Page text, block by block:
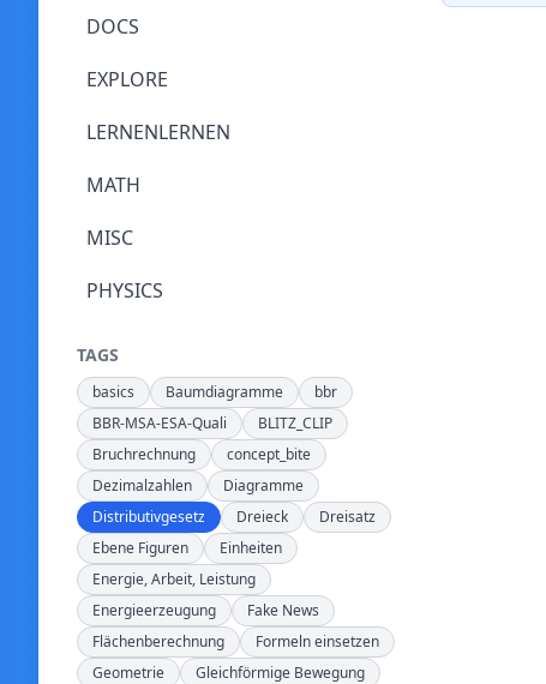
DOCS
EXPLORE
LERNENLERNEN
MATH
MISC
PHYSICS
TAGS
basics Baumdiagramme
bbr
BBR-MSA-ESA-Quali
BLITZ_CLIP
Bruchrechnung
concept_bite
Dezimalzahlen
Diagramme
Distributivgesetz
Dreieck
Dreisatz
Ebene Figuren
Einheiten
Energie, Arbeit, Leistung
Energieerzeugung
Fake News
Flächenberechnung
Formeln einsetzen
Geometrie
Gleichförmige Bewegung